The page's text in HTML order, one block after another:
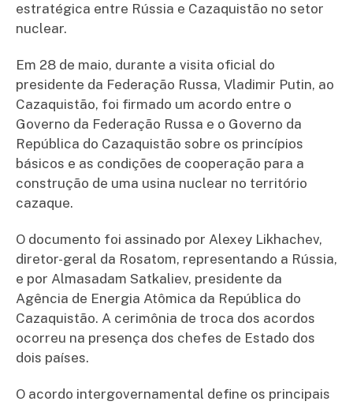
estratégica entre Rússia e Cazaquistão no setor
nuclear.
Em 28 de maio, durante a visita oficial do
presidente da Federação Russa, Vladimir Putin, ao
Cazaquistão, foi firmado um acordo entre o
Governo da Federação Russa e o Governo da
República do Cazaquistão sobre os princípios
básicos e as condições de cooperação para a
construção de uma usina nuclear no território
cazaque.
O documento foi assinado por Alexey Likhachev,
diretor-geral da Rosatom, representando a Rússia,
e por Almasadam Satkaliev, presidente da
Agência de Energia Atômica da República do
Cazaquistão. A cerimônia de troca dos acordos
ocorreu na presença dos chefes de Estado dos
dois países.
O acordo intergovernamental define os principais